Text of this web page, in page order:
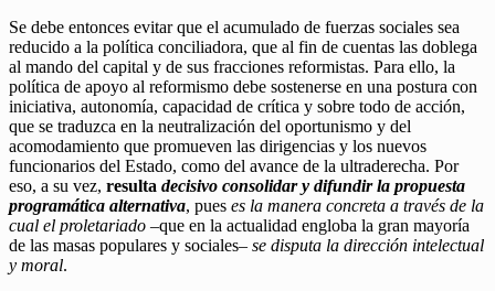
Se debe entonces evitar que el acumulado de fuerzas sociales sea
reducido a la política conciliadora, que al fin de cuentas las doblega
al mando del capital y de sus fracciones reformistas. Para ello, la
política de apoyo al reformismo debe sostenerse en una postura con
iniciativa, autonomía, capacidad de crítica y sobre todo de acción,
que se traduzca en la neutralización del oportunismo y del
acomodamiento que promueven las dirigencias y los nuevos
funcionarios del Estado, como del avance de la ultraderecha. Por
eso, a su vez, resulta decisivo consolidar y difundir la propuesta
programática alternativa, pues es la manera concreta a través de la
cual el proletariado –que en la actualidad engloba la gran mayoría
de las masas populares y sociales– se disputa la dirección intelectual
y moral.